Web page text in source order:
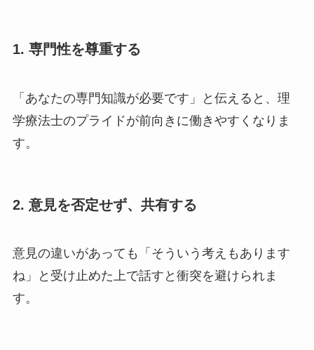
1. 専門性を尊重する
「あなたの専門知識が必要です」と伝えると、理
学療法士のプライドが前向きに働きやすくなりま
す。
2. 意見を否定せず、共有する
意見の違いがあっても「そういう考えもあります
ね」と受け止めた上で話すと衝突を避けられま
す。